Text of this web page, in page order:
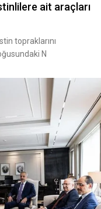
ait araçları
topraklarını
N